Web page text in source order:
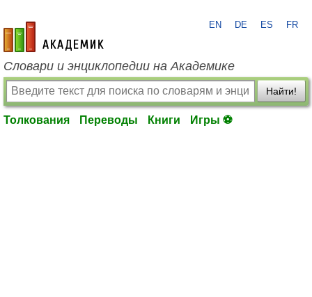
academic.ru
EN DE ES FR
Словари и энциклопедии на Академике
Найти!
Толкования Переводы Книги Игры ⚽